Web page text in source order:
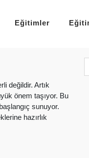
Eğitimler
değildir. Artık
önem taşıyor. Bu
sunuyor.
hazırlık